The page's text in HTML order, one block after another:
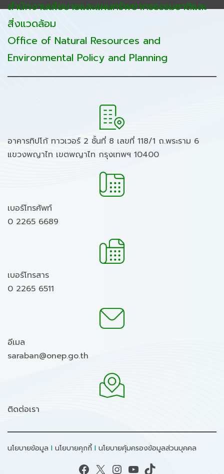
สำนักงานนโยบายและแผนทรัพยากรธรรมชาติและ
สิ่งแวดล้อม
Office of Natural Resources and
Environmental Policy and Planning
อาคารทิปโก้ ทาวเวอร์ 2 ชั้นที่ 8 เลขที่ 118/1 ถ.พระราม 6
แขวงพญาไท เขตพญาไท กรุงเทพฯ 10400
เบอร์โทรศัพท์
0 2265 6689
เบอร์โทรสาร
0 2265 6511
อีเมล
saraban@onep.go.th
ติดต่อเรา
นโยบายข้อมูล I นโยบายคุกกี้ I นโยบายคุ้มครองข้อมูลส่วนบุคคล
Facebook X Instagram YouTube TikTok